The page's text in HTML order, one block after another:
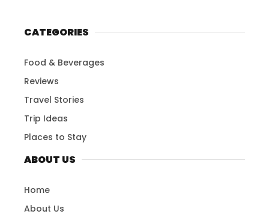
CATEGORIES
Food & Beverages
Reviews
Travel Stories
Trip Ideas
Places to Stay
ABOUT US
Home
About Us